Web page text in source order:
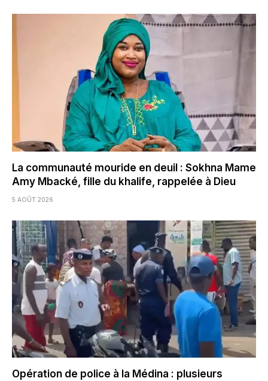
La communauté mouride en deuil : Sokhna Mame
Amy Mbacké, fille du khalife, rappelée à Dieu
5 AOÛT 2026
Opération de police à la Médina : plusieurs